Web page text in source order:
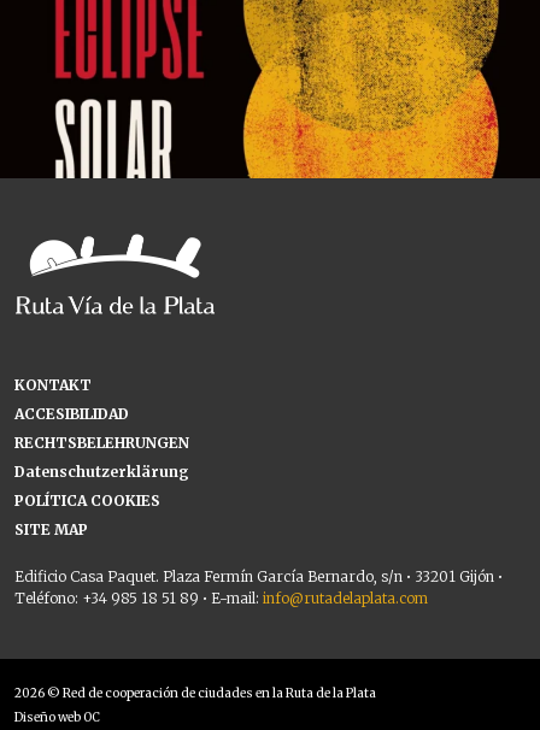
KONTAKT
ACCESIBILIDAD
RECHTSBELEHRUNGEN
Datenschutzerklärung
POLÍTICA COOKIES
SITE MAP
Edificio Casa Paquet. Plaza Fermín García Bernardo, s/n • 33201 Gijón •
Teléfono: +34 985 18 51 89 • E-mail: info@rutadelaplata.com
2026 © Red de cooperación de ciudades en la Ruta de la Plata
Diseño web OC